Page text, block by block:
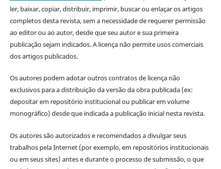
ler, baixar, copiar, distribuir, imprimir, buscar ou enlaçar os artigos
completos desta revista, sem a necessidade de requerer permissão
ao editor ou ao autor, desde que seu autor e sua primeira
publicação sejam indicados. A licença não permite usos comerciais
dos artigos publicados.
Os autores podem adotar outros contratos de licença não
exclusivos para a distribuição da versão da obra publicada (ex:
depositar em repositório institucional ou publicar em volume
monográfico) desde que indicada a publicação inicial nesta revista.
Os autores são autorizados e recomendados a divulgar seus
trabalhos pela Internet (por exemplo, em repositórios institucionais
ou em seus sites) antes e durante o processo de submissão, o que